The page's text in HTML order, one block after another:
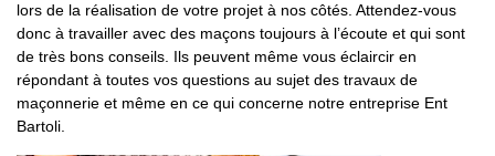
lors de la réalisation de votre projet à nos côtés. Attendez-vous
donc à travailler avec des maçons toujours à l’écoute et qui sont
de très bons conseils. Ils peuvent même vous éclaircir en
répondant à toutes vos questions au sujet des travaux de
maçonnerie et même en ce qui concerne notre entreprise Ent
Bartoli.